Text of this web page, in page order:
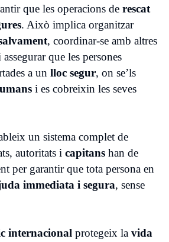
que les operacions de rescat
. Això implica organitzar
, coordinar-se amb altres
que les persones
a un lloc segur, on se’ls
i es cobreixin les seves
un sistema complet de
autoritats i capitans han de
per garantir que tota persona en
immediata i segura, sense
internacional protegeix la vida